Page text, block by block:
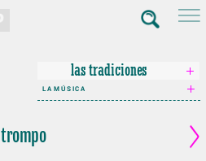
las tradiciones
LA MÚSICA
trompo